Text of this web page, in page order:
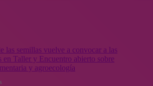
las semillas vuelve a convocar a las
en Taller y Encuentro abierto sobre
y agroecología